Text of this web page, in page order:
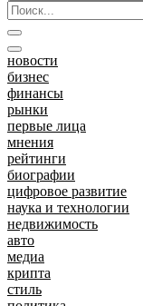
новости
бизнес
финансы
рынки
первые лица
мнения
рейтинги
биографии
цифровое развитие
наука и технологии
недвижимость
авто
медиа
крипта
стиль